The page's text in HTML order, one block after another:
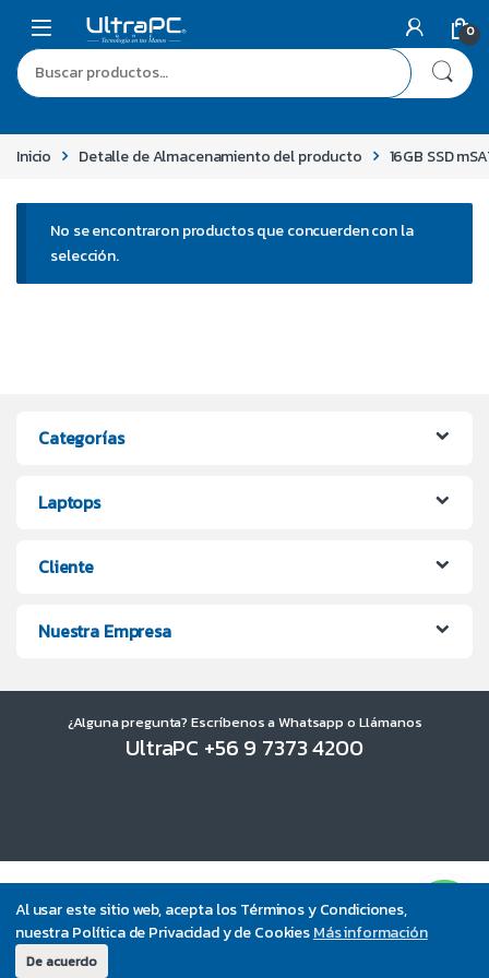
Al usar este sitio web, acepta los Términos y Condiciones,
nuestra Política de Privacidad y de CookiesMás información
De acuerdo
0
Inicio Detalle de Almacenamiento del producto 16GB SSD
No se encontraron productos que concuerden con la
selección.
Categorías
Laptops
Cliente
Nuestra Empresa
¿Alguna pregunta? Escríbenos a Whatsapp o Llámanos
UltraPC +56 9 7373 4200